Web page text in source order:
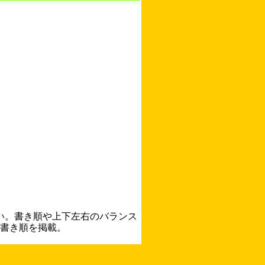
書き順や上下左右のバランス
き順を掲載。